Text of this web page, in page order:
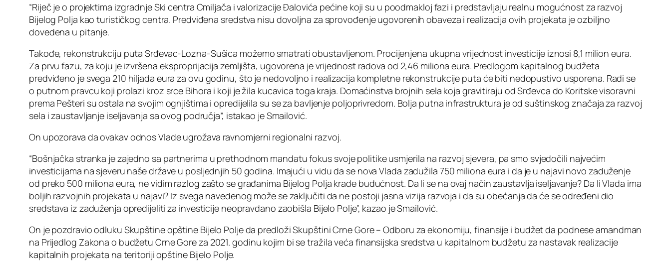
“Riječ je o projektima izgradnje Ski centra Cmiljača i valorizacije Đalovića pećine koji su u poodmakloj fazi i predstavljaju realnu mogućnost za razvoj
Bijelog Polja kao turističkog centra. Predviđena sredstva nisu dovoljna za sprovođenje ugovorenih obaveza i realizacija ovih projekata je ozbiljno
dovedena u pitanje.
Takođe, rekonstrukciju puta Srđevac-Lozna-Sušica možemo smatrati obustavljenom. Procijenjena ukupna vrijednost investicije iznosi 8,1 milion eura.
Za prvu fazu, za koju je izvršena eksproprijacija zemljišta, ugovorena je vrijednost radova od 2,46 miliona eura. Predlogom kapitalnog budžeta
predviđeno je svega 210 hiljada eura za ovu godinu, što je nedovoljno i realizacija kompletne rekonstrukcije puta će biti nedopustivo usporena. Radi se
o putnom pravcu koji prolazi kroz srce Bihora i koji je žila kucavica toga kraja. Domaćinstva brojnih sela koja gravitiraju od Srđevca do Koritske visoravni
prema Pešteri su ostala na svojim ognjištima i opredijelila su se za bavljenje poljoprivredom. Bolja putna infrastruktura je od suštinskog značaja za razvoj
sela i zaustavljanje iseljavanja sa ovog područja”, istakao je Smailović.
On upozorava da ovakav odnos Vlade ugrožava ravnomjerni regionalni razvoj.
“Bošnjačka stranka je zajedno sa partnerima u prethodnom mandatu fokus svoje politike usmjerila na razvoj sjevera, pa smo svjedočili najvećim
investicijama na sjeveru naše države u posljednjih 50 godina. Imajući u vidu da se nova Vlada zadužila 750 miliona eura i da je u najavi novo zaduženje
od preko 500 miliona eura, ne vidim razlog zašto se građanima Bijelog Polja krade budućnost. Da li se na ovaj način zaustavlja iseljavanje? Da li Vlada ima
boljih razvojnih projekata u najavi? Iz svega navedenog može se zaključiti da ne postoji jasna vizija razvoja i da su obećanja da će se određeni dio
sredstava iz zaduženja opredijeliti za investicije neopravdano zaobišla Bijelo Polje”, kazao je Smailović.
On je pozdravio odluku Skupštine opštine Bijelo Polje da predloži Skupštini Crne Gore – Odboru za ekonomiju, finansije i budžet da podnese amandman
na Prijedlog Zakona o budžetu Crne Gore za 2021. godinu kojim bi se tražila veća finansijska sredstva u kapitalnom budžetu za nastavak realizacije
kapitalnih projekata na teritoriji opštine Bijelo Polje.